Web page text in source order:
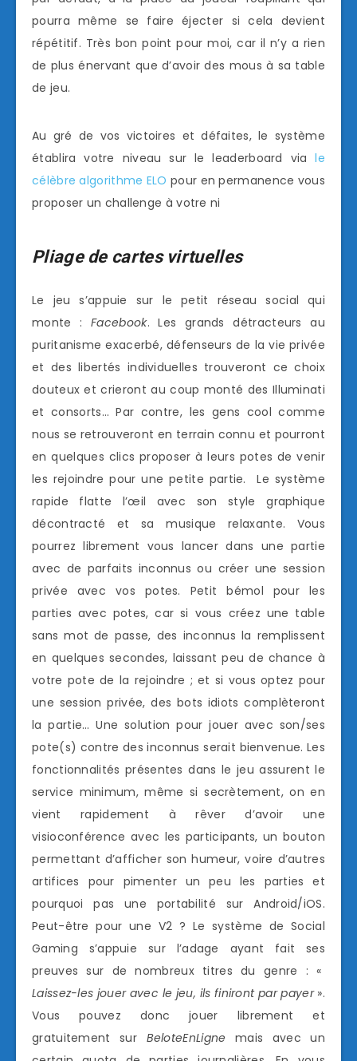
pourra même se faire éjecter si cela devient
répétitif. Très bon point pour moi, car il n’y a rien
de plus énervant que d’avoir des mous à sa table
de jeu.
Au gré de vos victoires et défaites, le système
établira votre niveau sur le leaderboard viale
célèbre algorithme ELO pour en permanence vous
proposer un challenge à votre ni
Pliage de cartes virtuelles
Le jeu s’appuie sur le petit réseau social qui
monte :Facebook. Les grands détracteurs au
puritanisme exacerbé, défenseurs de la vie privée
et des libertés individuelles trouveront ce choix
douteux et crieront au coup monté des Illuminati
et consorts… Par contre, les gens cool comme
nous se retrouveront en terrain connu et pourront
en quelques clics proposer à leurs potes de venir
les rejoindre pour une petite partie. Le système
rapide flatte l’œil avec son style graphique
décontracté et sa musique relaxante. Vous
pourrez librement vous lancer dans une partie
avec de parfaits inconnus ou créer une session
privée avec vos potes. Petit bémol pour les
parties avec potes, car si vous créez une table
sans mot de passe, des inconnus la remplissent
en quelques secondes, laissant peu de chance à
votre pote de la rejoindre ; et si vous optez pour
une session privée, des bots idiots complèteront
la partie… Une solution pour jouer avec son/ses
pote(s) contre des inconnus serait bienvenue. Les
fonctionnalités présentes dans le jeu assurent le
service minimum, même si secrètement, on en
vient rapidement à rêver d’avoir une
visioconférence avec les participants, un bouton
permettant d’afficher son humeur, voire d’autres
artifices pour pimenter un peu les parties et
pourquoi pas une portabilité sur Android/iOS.
Peut-être pour une V2 ? Le système de Social
Gaming s’appuie sur l’adage ayant fait ses
preuves sur de nombreux titres du genre : «
Laissez-les jouer avec le jeu, ils finiront par payer ».
Vous pouvez donc jouer librement et
gratuitement sur BeloteEnLigne mais avec un